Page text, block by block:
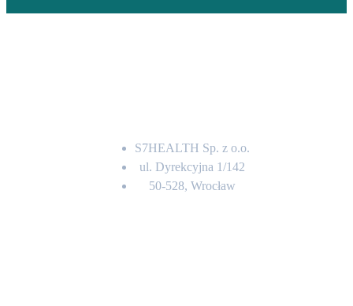
S7HEALTH Sp. z o.o.
ul. Dyrekcyjna 1/142
50-528, Wrocław